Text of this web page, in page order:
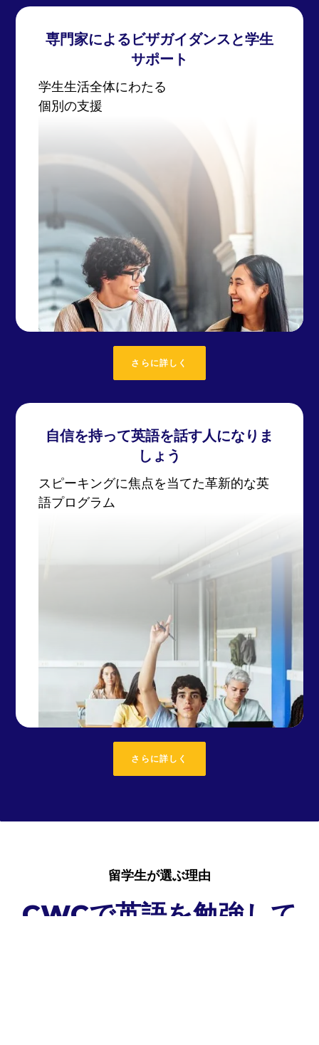
専門家によるビザガイダンスと学生
サポート
学生生活全体にわたる
個別の支援
さらに詳しく
自信を持って英語を話す人になりま
しょう
スピーキングに焦点を当てた革新的な英
語プログラム
さらに詳しく
留学生が選ぶ理由
CWCで英語を勉強して